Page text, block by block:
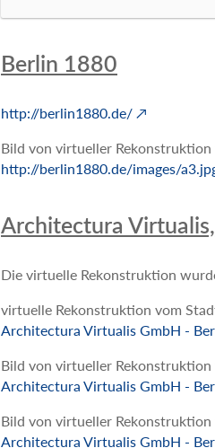
Berlin 1880
http://berlin1880.de/
Bild von virtueller
http://berlin1880.de/images/
Architectura
Die virtuelle Rekonstruktion
virtuelle Rekonstruktion vom
Architectura Virtualis GmbH -
Bild von virtueller
Architectura Virtualis GmbH -
Bild von virtueller
Architectura Virtualis GmbH -